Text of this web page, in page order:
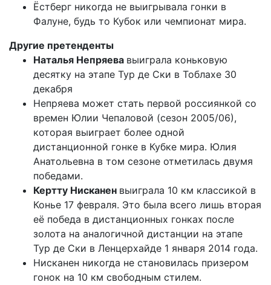
Ёстберг никогда не выигрывала гонки в
Фалуне, будь то Кубок или чемпионат мира.
Другие претенденты
Наталья Непряева выиграла коньковую
десятку на этапе Тур де Ски в Тоблахе 30
декабря
Непряева может стать первой россиянкой со
времен Юлии Чепаловой (сезон 2005/06),
которая выиграет более одной
дистанционной гонке в Кубке мира. Юлия
Анатольевна в том сезоне отметилась двумя
победами.
Кертту Нисканен выиграла 10 км классикой в
Конье 17 февраля. Это была всего лишь вторая
её победа в дистанционных гонках после
золота на аналогичной дистанции на этапе
Тур де Ски в Ленцерхайде 1 января 2014 года.
Нисканен никогда не становилась призером
гонок на 10 км свободным стилем.